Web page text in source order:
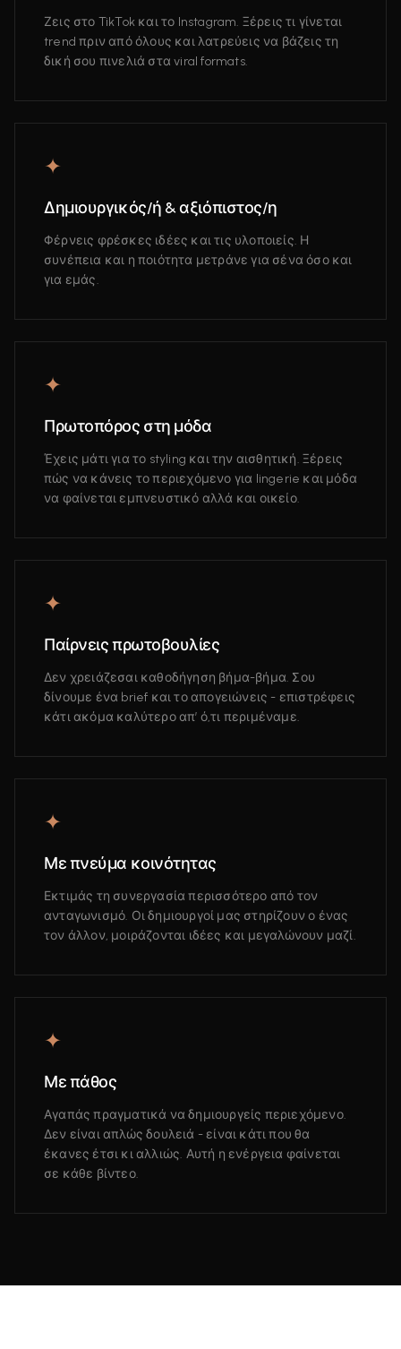
Ζεις στο TikTok και το Instagram. Ξέρεις τι γίνεται
trend πριν από όλους και λατρεύεις να βάζεις τη
δική σου πινελιά στα viral formats.
✦
Δημιουργικός/ή & αξιόπιστος/η
Φέρνεις φρέσκες ιδέες και τις υλοποιείς. Η
συνέπεια και η ποιότητα μετράνε για σένα όσο και
για εμάς.
✦
Πρωτοπόρος στη μόδα
Έχεις μάτι για το styling και την αισθητική. Ξέρεις
πώς να κάνεις το περιεχόμενο για lingerie και μόδα
να φαίνεται εμπνευστικό αλλά και οικείο.
✦
Παίρνεις πρωτοβουλίες
Δεν χρειάζεσαι καθοδήγηση βήμα-βήμα. Σου
δίνουμε ένα brief και το απογειώνεις - επιστρέφεις
κάτι ακόμα καλύτερο απ’ ό,τι περιμέναμε.
✦
Με πνεύμα κοινότητας
Εκτιμάς τη συνεργασία περισσότερο από τον
ανταγωνισμό. Οι δημιουργοί μας στηρίζουν ο ένας
τον άλλον, μοιράζονται ιδέες και μεγαλώνουν μαζί.
✦
Με πάθος
Αγαπάς πραγματικά να δημιουργείς περιεχόμενο.
Δεν είναι απλώς δουλειά - είναι κάτι που θα
έκανες έτσι κι αλλιώς. Αυτή η ενέργεια φαίνεται
σε κάθε βίντεο.